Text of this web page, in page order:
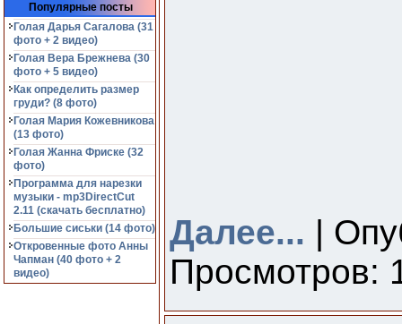
Популярные посты
Голая Дарья Сагалова (31
фото + 2 видео)
Голая Вера Брежнева (30
фото + 5 видео)
Как определить размер
груди? (8 фото)
Голая Мария Кожевникова
(13 фото)
Голая Жанна Фриске (32
фото)
Программа для нарезки
музыки - mp3DirectCut
2.11 (cкачать бесплатно)
Большие сиськи (14 фото)
Откровенные фото Анны
Чапман (40 фото + 2
видео)
Далее... |
Просмотров: